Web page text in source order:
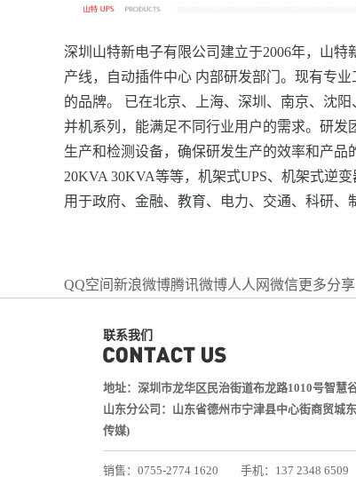
深圳山特新电子有限公司建立于2006年，山
产线，自动插件中心 内部研发部门。现有专
的品牌。 已在北京、上海、深圳、南京、沈
并机系列，能满足不同行业用户的需求。研发
生产和检测设备，确保研发生产的效率和产品
20KVA 30KVA等等，机架式UPS、机架式逆
用于政府、金融、教育、电力、交通、科研、
QQ空间 新浪微博腾讯微博人人网微信更多分享
联系我们
地址：深圳市龙华区民治街道布龙路1010号智慧
山东分公司：山东省德州市宁津县中心街商贸城
传媒)
销售：0755-2774 1620 手机：137 2348 6509